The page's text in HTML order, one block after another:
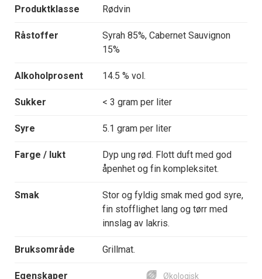
Produktklasse Rødvin
Råstoffer
Syrah 85%, Cabernet Sauvignon
15%
Alkoholprosent 14.5 % vol.
Sukker < 3 gram per liter
Syre 5.1 gram per liter
Farge / lukt
Dyp ung rød. Flott duft med god
åpenhet og fin kompleksitet.
Smak
Stor og fyldig smak med god syre,
fin stofflighet lang og tørr med
innslag av lakris.
Bruksområde Grillmat.
Egenskaper Økologisk